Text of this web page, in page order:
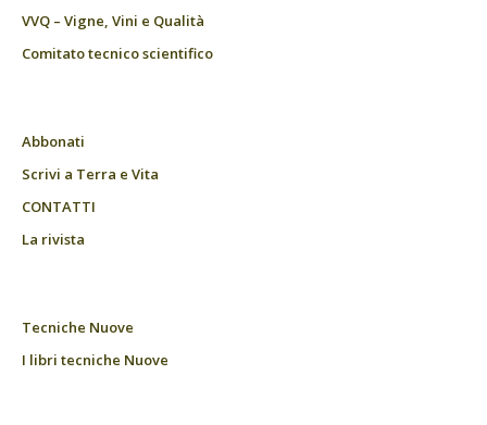
VVQ – Vigne, Vini e Qualità
Comitato tecnico scientifico
Abbonati
Scrivi a Terra e Vita
CONTATTI
La rivista
Tecniche Nuove
I libri tecniche Nuove